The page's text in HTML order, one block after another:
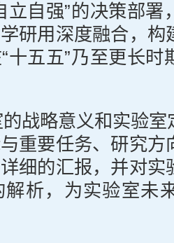
立自强”的决策部署
研用深度融合，构
十五五”乃至更长时
战略意义和实验
重要任务、研究方
细的汇报，并对实
析，为实验室未